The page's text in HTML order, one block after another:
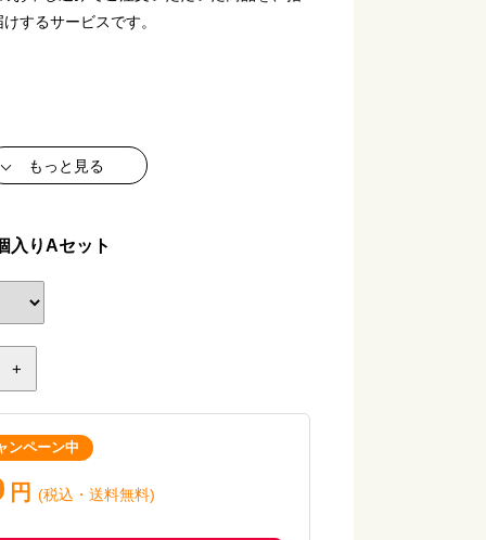
するサービスです。
・乳・卵・落花生
スかけ
・乳・卵
炒め
もっと見る
入りAセット
+
ンペーン中
円 (税込・送料無料)